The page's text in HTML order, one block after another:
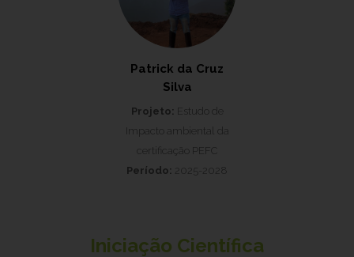
Patrick da Cruz
Silva
Projeto: Estudo de
Impacto ambiental da
certificação PEFC
Período: 2025-2028
Iniciação Científica